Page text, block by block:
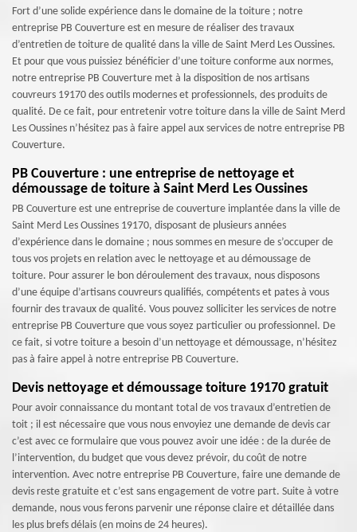
Fort d’une solide expérience dans le domaine de la toiture ; notre
entreprise PB Couverture est en mesure de réaliser des travaux
d’entretien de toiture de qualité dans la ville de Saint Merd Les Oussines.
Et pour que vous puissiez bénéficier d’une toiture conforme aux normes,
notre entreprise PB Couverture met à la disposition de nos artisans
couvreurs 19170 des outils modernes et professionnels, des produits de
qualité. De ce fait, pour entretenir votre toiture dans la ville de Saint Merd
Les Oussines n’hésitez pas à faire appel aux services de notre entreprise PB
Couverture.
PB Couverture : une entreprise de nettoyage et
démoussage de toiture à Saint Merd Les Oussines
PB Couverture est une entreprise de couverture implantée dans la ville de
Saint Merd Les Oussines 19170, disposant de plusieurs années
d’expérience dans le domaine ; nous sommes en mesure de s’occuper de
tous vos projets en relation avec le nettoyage et au démoussage de
toiture. Pour assurer le bon déroulement des travaux, nous disposons
d’une équipe d’artisans couvreurs qualifiés, compétents et pates à vous
fournir des travaux de qualité. Vous pouvez solliciter les services de notre
entreprise PB Couverture que vous soyez particulier ou professionnel. De
ce fait, si votre toiture a besoin d’un nettoyage et démoussage, n’hésitez
pas à faire appel à notre entreprise PB Couverture.
Devis nettoyage et démoussage toiture 19170 gratuit
Pour avoir connaissance du montant total de vos travaux d’entretien de
toit ; il est nécessaire que vous nous envoyiez une demande de devis car
c’est avec ce formulaire que vous pouvez avoir une idée : de la durée de
l’intervention, du budget que vous devez prévoir, du coût de notre
intervention. Avec notre entreprise PB Couverture, faire une demande de
devis reste gratuite et c’est sans engagement de votre part. Suite à votre
demande, nous vous ferons parvenir une réponse claire et détaillée dans
les plus brefs délais (en moins de 24 heures).